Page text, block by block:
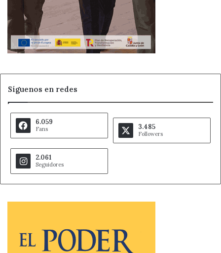
Síguenos en redes
6.059
Fans 3.485
Followers
2.061
Seguidores